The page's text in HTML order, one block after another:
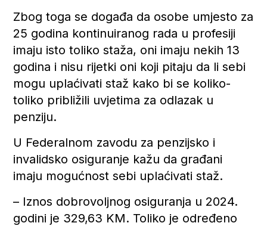
Zbog toga se događa da osobe umjesto za
25 godina kontinuiranog rada u profesiji
imaju isto toliko staža, oni imaju nekih 13
godina i nisu rijetki oni koji pitaju da li sebi
mogu uplaćivati staž kako bi se koliko-
toliko približili uvjetima za odlazak u
penziju.
U Federalnom zavodu za penzijsko i
invalidsko osiguranje kažu da građani
imaju mogućnost sebi uplaćivati staž.
– Iznos dobrovoljnog osiguranja u 2024.
godini je 329,63 KM. Toliko je određeno